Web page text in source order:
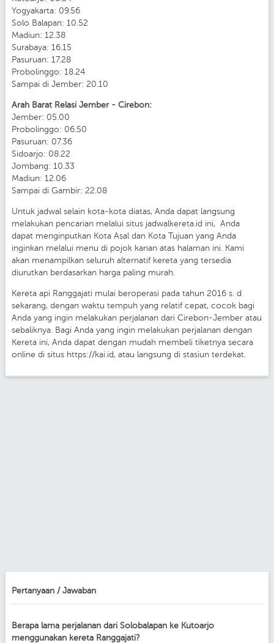
Yogyakarta: 09.56
Solo Balapan: 10.52
Madiun: 12.38
Surabaya: 16.15
Pasuruan: 17.28
Probolinggo: 18.24
Sampai di Jember: 20.10
Arah Barat Relasi Jember - Cirebon:
Jember: 05.00
Probolinggo: 06.50
Pasuruan: 07.36
Sidoarjo: 08.22
Jombang: 10.33
Madiun: 12.06
Sampai di Gambir: 22.08
Untuk jadwal selain kota-kota diatas, Anda dapat langsung
melakukan pencarian melalui situs jadwalkereta.id ini, Anda
dapat menginputkan Kota Asal dan Kota Tujuan yang Anda
inginkan melalui menu di pojok kanan atas halaman ini. Kami
akan menampilkan seluruh alternatif kereta yang tersedia
diurutkan berdasarkan harga paling murah.
Kereta api Ranggajati mulai beroperasi pada tahun 2016 s. d
sekarang, dengan waktu tempuh yang relatif cepat, cocok bagi
Anda yang ingin melakukan perjalanan dari Cirebon-Jember atau
sebaliknya. Bagi Anda yang ingin melakukan perjalanan dengan
Kereta ini, Anda dapat dengan mudah membeli tiketnya secara
online di situs https://kai.id, atau langsung di stasiun terdekat.
Pertanyaan / Jawaban
Berapa lama perjalanan dari Solobalapan ke Kutoarjo
menggunakan kereta Ranggajati?